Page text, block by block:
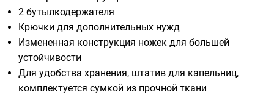
2 бутылкодержателя
Крючки для дополнительных нужд
Измененная конструкция ножек для большей
устойчивости
Для удобства хранения, штатив для капельниц,
комплектуется сумкой из прочной ткани